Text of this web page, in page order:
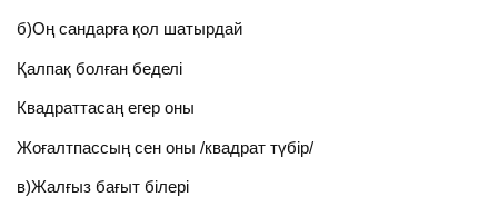
б)Оң сандарға қол шатырдай
Қалпақ болған беделі
Квадраттасаң егер оны
Жоғалтпассың сен оны /квадрат түбір/
в)Жалғыз бағыт білері